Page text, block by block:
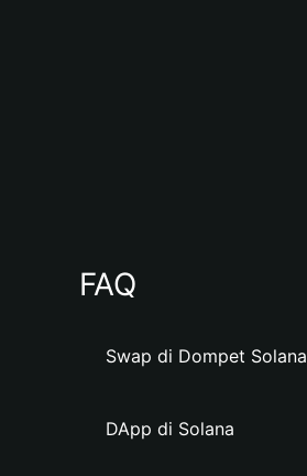
FAQ
Swap di Dompet Solana
DApp di Solana